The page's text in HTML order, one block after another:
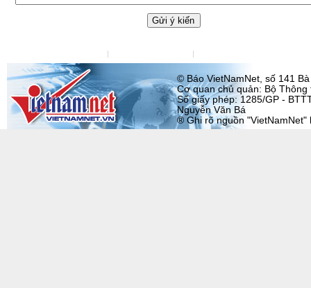
© Báo VietNamNet, số 141
Cơ quan chủ quản: Bộ Thông
Số giấy phép: 1285/GP -
Nguyễn Văn Bá
® Ghi rõ nguồn "VietNamNet"